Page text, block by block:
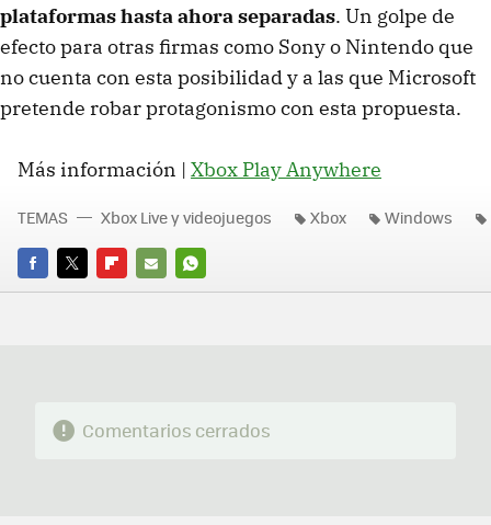
plataformas hasta ahora separadas. Un golpe de
efecto para otras firmas como Sony o Nintendo que
no cuenta con esta posibilidad y a las que Microsoft
pretende robar protagonismo con esta propuesta.
Más información | Xbox Play Anywhere
FACEBOOK
TWITTERFLIPBOARD
E-
WHATSAPP
TEMAS Xbox Live y videojuegos Xbox Windows
Comentarios cerrados